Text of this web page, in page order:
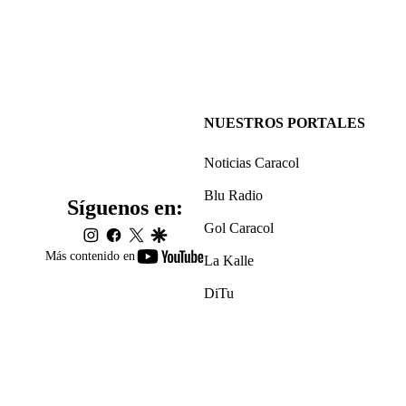
Más contenido en
youtube-
Síguenos en:
instagram
facebook
twittergoogle
NUESTROS PORTALES
Noticias Caracol
Blu Radio
Gol Caracol
La Kalle
DiTu